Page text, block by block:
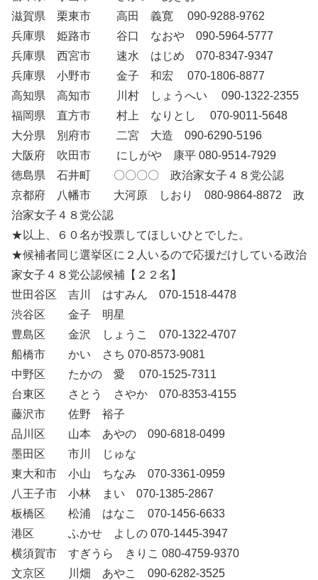
滋賀県 栗東市 高田 義寛 090-9288-9762
兵庫県 姫路市 谷口 なおや 090-5964-5777
兵庫県 西宮市 速水 はじめ 070-8347-9347
兵庫県 小野市 金子 和宏 070-1806-8877
高知県 高知市 川村 しょうへい 090-1322-2355
福岡県 直方市 村上 なりとし 070-9011-5648
大分県 別府市 二宮 大造 090-6290-5196
大阪府 吹田市 にしがや 康平 080-9514-7929
徳島県 石井町 〇〇〇〇 政治家女子４８党公認
京都府 八幡市 大河原 しおり 080-9864-8872 政
治家女子４８党公認
★以上、６０名が投票してほしいひとでした。
★候補者同じ選挙区に２人いるので応援だけしている政治
家女子４８党公認候補【２２名】
世田谷区 吉川 はすみん 070-1518-4478
渋谷区 金子 明星
豊島区 金沢 しょうこ 070-1322-4707
船橋市 かい さち 070-8573-9081
中野区 たかの 愛 070-1525-7311
台東区 さとう さやか 070-8353-4155
藤沢市 佐野 裕子
品川区 山本 あやの 090-6818-0499
墨田区 市川 じゅな
東大和市 小山 ちなみ 070-3361-0959
八王子市 小林 まい 070-1385-2867
板橋区 松浦 はなこ 070-1456-6633
港区 ふかせ よしの 070-1445-3947
横須賀市 すぎうら きりこ 080-4759-9370
文京区 川畑 あやこ 090-6282-3525